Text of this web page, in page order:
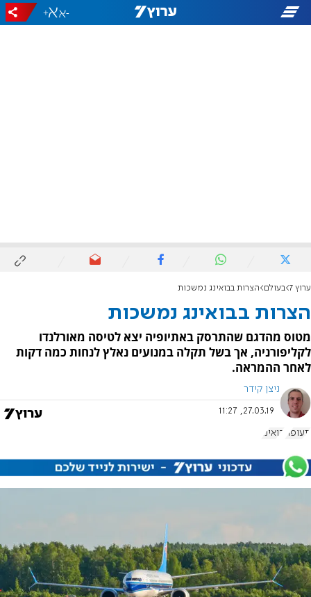
-
+
ערוץ 7 בעולם הצרות בבואינג נמשכות
הצרות בבואינג נמשכות
מטוס מהדגם שהתרסק באתיופיה יצא לטיסה מאורלנדו
לקליפורניה, אך בשל תקלה במנועים נאלץ לנחות כמה דקות
לאחר ההמראה.
ניצן קידר
27.03.19, 11:27
תעופה בואינג